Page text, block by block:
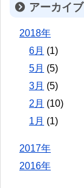
アーカイブ
2018年
6月 (1)
5月 (5)
3月 (5)
2月 (10)
1月 (1)
2017年
2016年